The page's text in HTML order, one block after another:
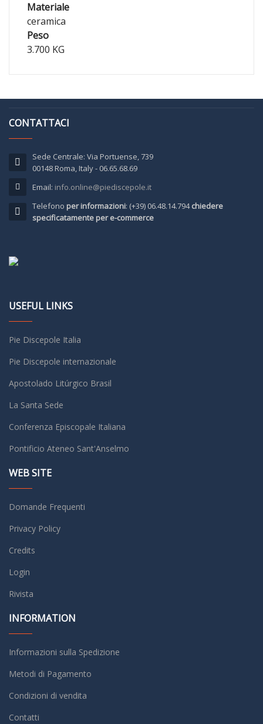
Materiale
ceramica
Peso
3.700 KG
CONTATTACI
Sede Centrale: Via Portuense, 739
00148 Roma, Italy - 06.65.68.69
Email: info.online@piediscepole.it
Telefono per informazioni: (+39) 06.48.14.794chiedere
specificatamente per e-commerce
USEFUL LINKS
Pie Discepole Italia
Pie Discepole internazionale
Apostolado Litúrgico Brasil
La Santa Sede
Conferenza Episcopale Italiana
Pontificio Ateneo Sant'Anselmo
WEB SITE
Domande Frequenti
Privacy Policy
Credits
Login
Rivista
INFORMATION
Informazioni sulla Spedizione
Metodi di Pagamento
Condizioni di vendita
Contatti